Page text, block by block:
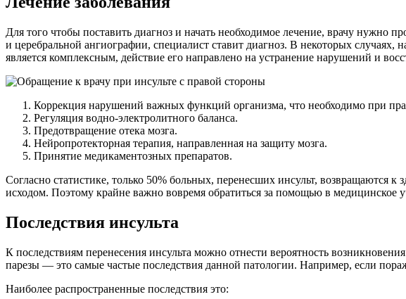
Для того чтобы поставить диагноз и начать необходимое лечение, врачу
и церебральной ангиографии, специалист ставит диагноз. В некоторых
является комплексным, действие его направлено на устранение нарушений и
Коррекция нарушений важных функций организма, что необходимо при
Регуляция водно-электролитного баланса.
Предотвращение отека мозга.
Нейропротекторная терапия, направленная на защиту мозга.
Принятие медикаментозных препаратов.
Согласно статистике, только 50% больных, перенесших инсульт,
исходом. Поэтому крайне важно вовремя обратиться за помощью в медицинское
Последствия инсульта
К последствиям перенесения инсульта можно отнести вероятность
парезы — это самые частые последствия данной патологии. Например, если
Наиболее распространенные последствия это: